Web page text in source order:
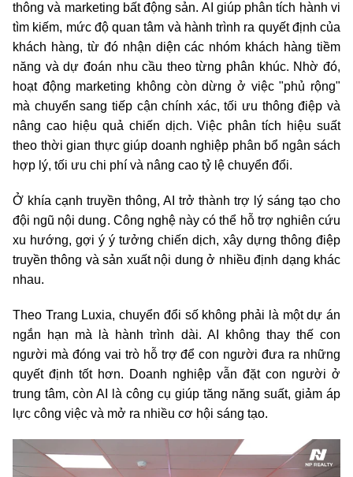
thông và marketing bất động sản. AI giúp phân tích hành vi
tìm kiếm, mức độ quan tâm và hành trình ra quyết định của
khách hàng, từ đó nhận diện các nhóm khách hàng tiềm
năng và dự đoán nhu cầu theo từng phân khúc. Nhờ đó,
hoạt động marketing không còn dừng ở việc "phủ rộng"
mà chuyển sang tiếp cận chính xác, tối ưu thông điệp và
nâng cao hiệu quả chiến dịch. Việc phân tích hiệu suất
theo thời gian thực giúp doanh nghiệp phân bổ ngân sách
hợp lý, tối ưu chi phí và nâng cao tỷ lệ chuyển đổi.
Ở khía cạnh truyền thông, AI trở thành trợ lý sáng tạo cho
đội ngũ nội dung. Công nghệ này có thể hỗ trợ nghiên cứu
xu hướng, gợi ý ý tưởng chiến dịch, xây dựng thông điệp
truyền thông và sản xuất nội dung ở nhiều định dạng khác
nhau.
Theo Trang Luxia, chuyển đổi số không phải là một dự án
ngắn hạn mà là hành trình dài. AI không thay thế con
người mà đóng vai trò hỗ trợ để con người đưa ra những
quyết định tốt hơn. Doanh nghiệp vẫn đặt con người ở
trung tâm, còn AI là công cụ giúp tăng năng suất, giảm áp
lực công việc và mở ra nhiều cơ hội sáng tạo.